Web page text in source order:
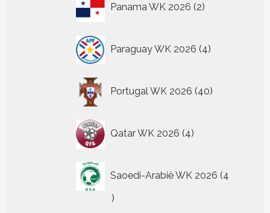
Panama WK 2026 2
producten
Paraguay WK 2026 4
producten
Portugal WK 2026 40
producten
Qatar WK 2026 4
producten
Saoedi-Arabië WK 2026 4
4